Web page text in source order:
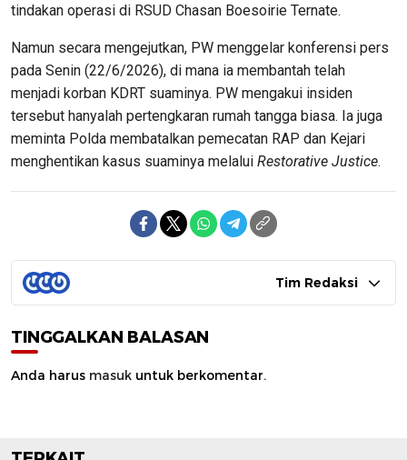
tindakan operasi di RSUD Chasan Boesoirie Ternate.
Namun secara mengejutkan, PW menggelar konferensi pers
pada Senin (22/6/2026), di mana ia membantah telah
menjadi korban KDRT suaminya. PW mengakui insiden
tersebut hanyalah pertengkaran rumah tangga biasa. Ia juga
meminta Polda membatalkan pemecatan RAP dan Kejari
menghentikan kasus suaminya melalui Restorative Justice.
Tim Redaksi
TINGGALKAN BALASAN
Anda harus masuk untuk berkomentar.